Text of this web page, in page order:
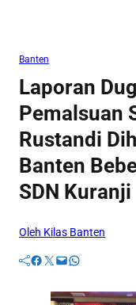
Banten
Laporan
Pemalsuan
Rustandi
Banten
SDN Kuranji
Oleh Kilas Banten
Facebook Twitter Mail WhatsApp